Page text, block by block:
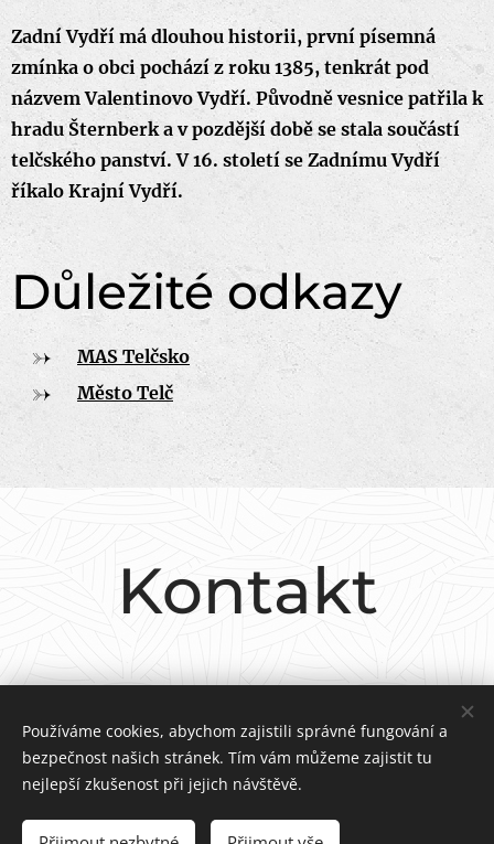
Zadní Vydří má dlouhou historii, první písemná
zmínka o obci pochází z roku 1385, tenkrát pod
názvem Valentinovo Vydří. Původně vesnice patřila k
hradu Šternberk a v pozdější době se stala součástí
telčského panství. V 16. století se Zadnímu Vydří
říkalo Krajní Vydří.
Důležité odkazy
MAS Telčsko
Město Telč
Kontakt
Zadní Vydří 28, Telč, 58856
Používáme cookies, abychom zajistili správné fungování a
bezpečnost našich stránek. Tím vám můžeme zajistit tu
nejlepší zkušenost při jejich návštěvě.